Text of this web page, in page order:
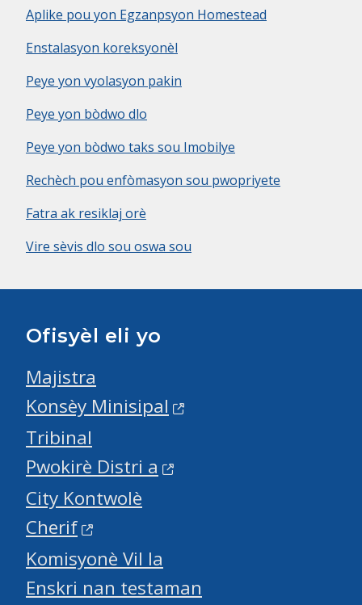
Aplike pou yon Egzanpsyon Homestead
Enstalasyon koreksyonèl
Peye yon vyolasyon pakin
Peye yon bòdwo dlo
Peye yon bòdwo taks sou Imobilye
Rechèch pou enfòmasyon sou pwopriyete
Fatra ak resiklaj orè
Vire sèvis dlo sou oswa sou
Ofisyèl eli yo
Majistra
Konsèy Minisipal
Tribinal
Pwokirè Distri a
City Kontwolè
Cherif
Komisyonè Vil la
Enskri nan testaman